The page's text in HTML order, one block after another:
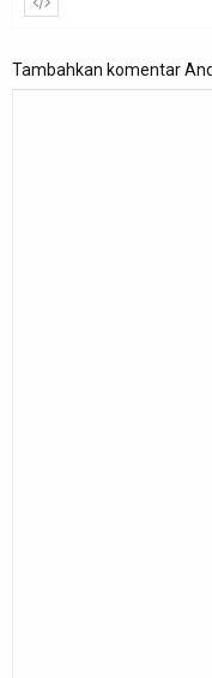
Tambahkan komentar